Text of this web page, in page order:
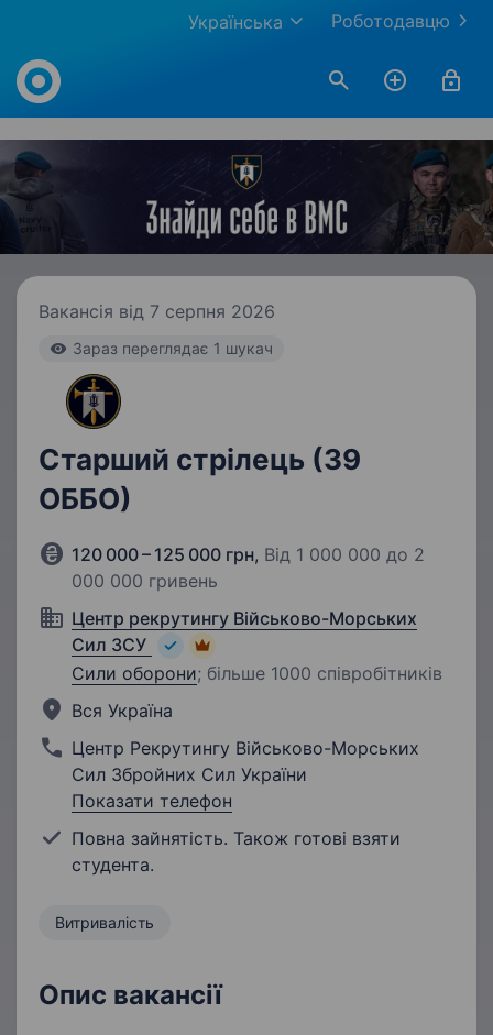
Роботодавцю
Українська
Work.ua
Вакансія від 7 серпня 2026
Зараз переглядає 1 шукач
Cтарший стрілець (39
ОББО)
120 000 – 125 000 грн, Від 1 000 000 до 2
000 000 гривень
Центр рекрутингу Військово-Морських
Сил ЗСУ
Сили оборони; більше 1000 співробітників
Вся Україна
Центр Рекрутингу Військово-Морських
Сил Збройних Сил України
Показати телефон
Повна зайнятість. Також готові взяти
студента.
Витривалість
Опис вакансії